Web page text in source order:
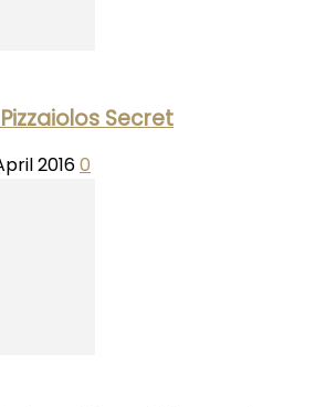
Secret
20160